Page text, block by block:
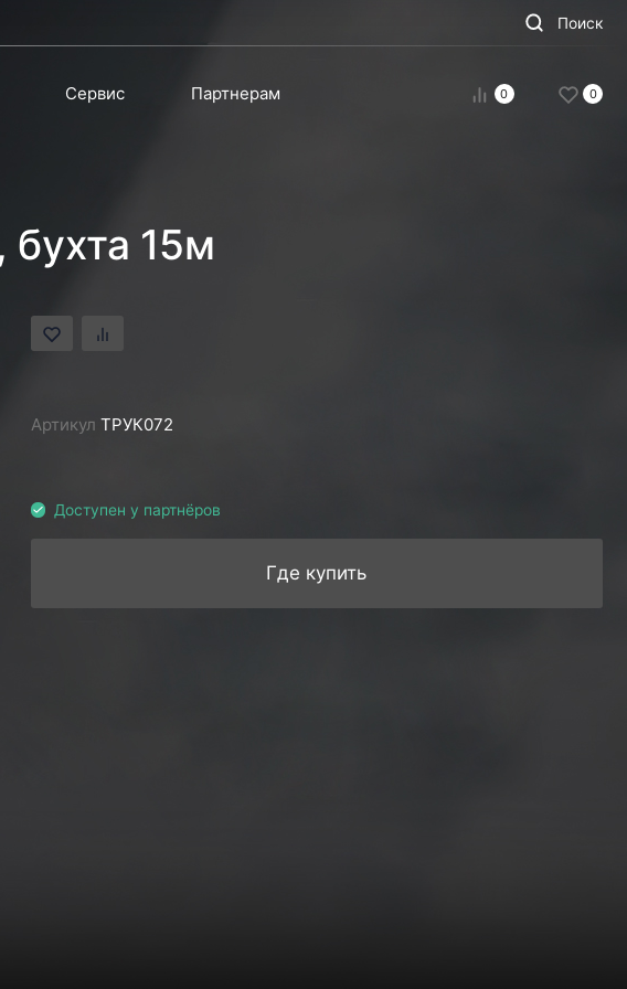
Поиск
Сервис Партнерам 0 0
15м
Артикул ТРУК072
Доступен у партнёров
Где купить